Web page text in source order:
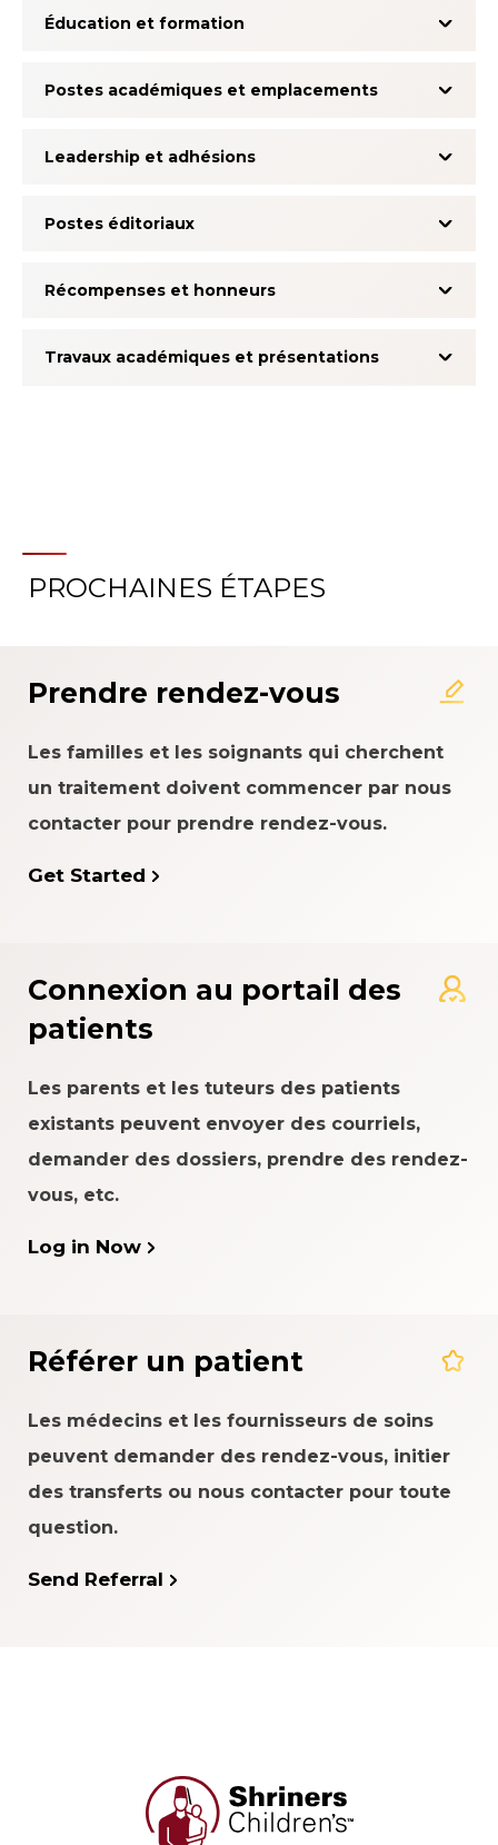
Éducation et formation
Postes académiques et emplacements
Leadership et adhésions
Postes éditoriaux
Récompenses et honneurs
Travaux académiques et présentations
À propos du système
PROCHAINES ÉTAPES
Prendre rendez-vous
Les familles et les soignants qui cherchent
un traitement doivent commencer par nous
contacter pour prendre rendez-vous.
Get Started
Connexion au portail des
patients
Les parents et les tuteurs des patients
existants peuvent envoyer des courriels,
demander des dossiers, prendre des rendez-
vous, etc.
Log in Now
Référer un patient
Les médecins et les fournisseurs de soins
peuvent demander des rendez-vous, initier
des transferts ou nous contacter pour toute
question.
Send Referral